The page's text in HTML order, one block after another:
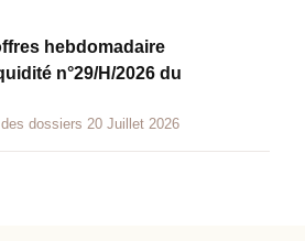
hebdomadaire
n°29/H/2026 du
dossiers 20 Juillet 2026